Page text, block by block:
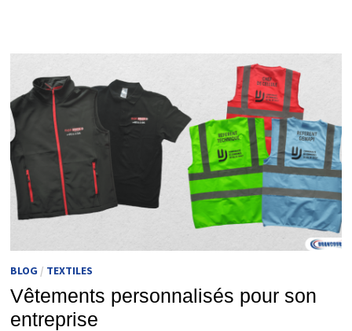
BLOG / TEXTILES
Vêtements personnalisés pour son
entreprise